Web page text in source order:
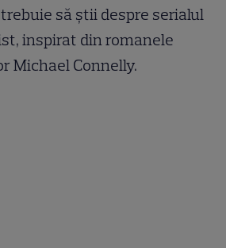
să știi despre serialul
inspirat din romanele
Michael Connelly.